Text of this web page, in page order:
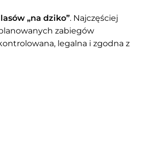
„na dziko”. Najczęściej
zabiegów
legalna i zgodna z